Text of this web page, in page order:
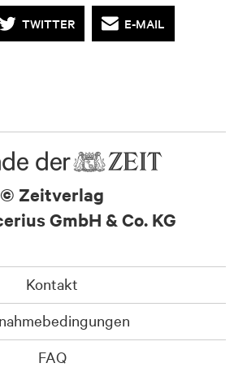
TWITTER E-MAIL
© Zeitverlag
GmbH & Co. KG
Kontakt
FAQ